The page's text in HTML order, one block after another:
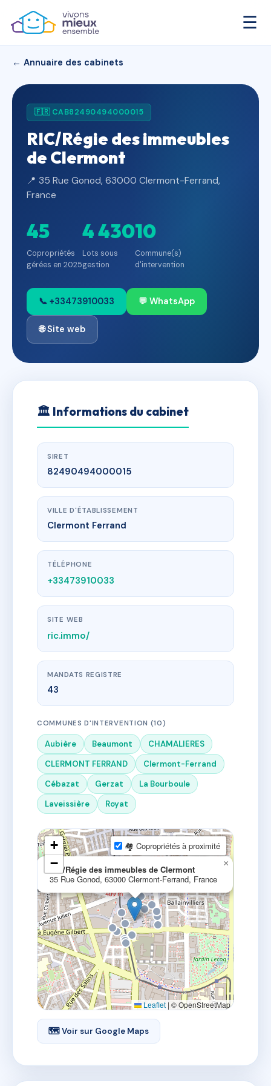
☰
← Annuaire des cabinets
🇫🇷 CAB82490494000015
RIC/Régie des immeubles
de Clermont
📍 35 Rue Gonod, 63000 Clermont-Ferrand,
France
45
Copropriétés
gérées en 2025
4 430
Lots sous
gestion
10
Commune(s)
d'intervention
📞 +33473910033 💬 WhatsApp
🌐 Site web
🏛 Informations du cabinet
SIRET
82490494000015
VILLE D'ÉTABLISSEMENT
Clermont Ferrand
TÉLÉPHONE
+33473910033
SITE WEB
ric.immo/
MANDATS REGISTRE
43
COMMUNES D'INTERVENTION (10)
Aubière Beaumont
CHAMALIERES
CLERMONT FERRAND
Clermont-Ferrand
Cébazat
Gerzat
La Bourboule
Laveissière
Royat
RIC/Régie des immeubles de Clermont
35 Rue Gonod, 63000 Clermont-Ferrand, France
×
+
−
🏘 Copropriétés à proximité
Leaflet | © OpenStreetMap
🗺 Voir sur Google Maps